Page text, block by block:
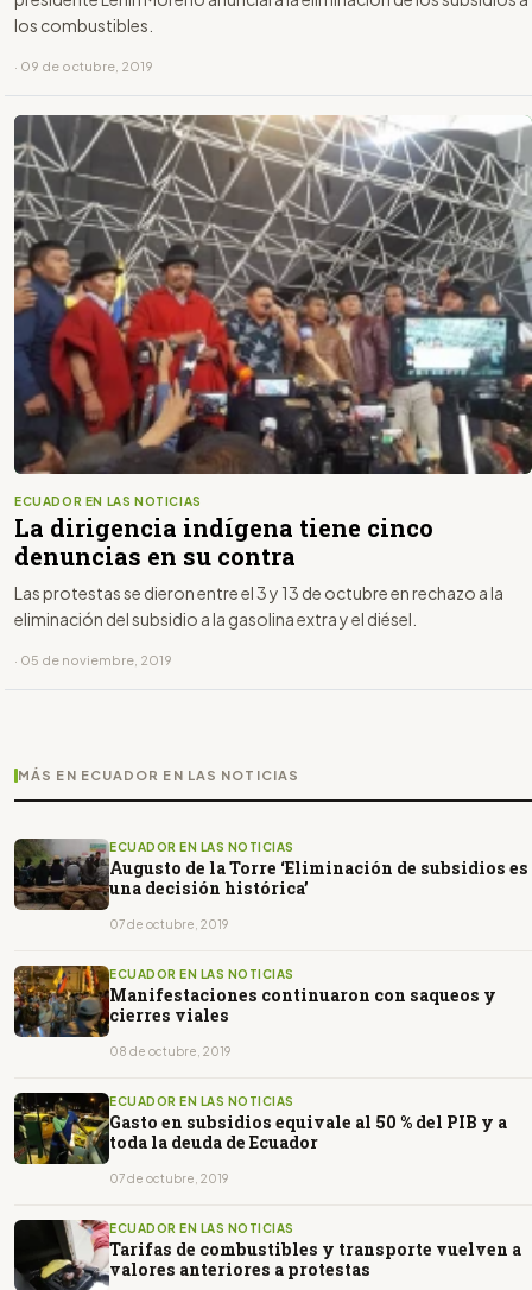
los combustibles.
· 09 de octubre, 2019
ECUADOR EN LAS NOTICIAS
La dirigencia indígena tiene cinco
denuncias en su contra
Las protestas se dieron entre el 3 y 13 de octubre en rechazo a la
eliminación del subsidio a la gasolina extra y el diésel.
· 05 de noviembre, 2019
MÁS EN ECUADOR EN LAS NOTICIAS
ECUADOR EN LAS NOTICIAS
Augusto de la Torre ‘Eliminación de subsidios es
una decisión histórica’
07 de octubre, 2019
ECUADOR EN LAS NOTICIAS
Manifestaciones continuaron con saqueos y
cierres viales
08 de octubre, 2019
ECUADOR EN LAS NOTICIAS
Gasto en subsidios equivale al 50 % del PIB y a
toda la deuda de Ecuador
07 de octubre, 2019
ECUADOR EN LAS NOTICIAS
Tarifas de combustibles y transporte vuelven a
valores anteriores a protestas